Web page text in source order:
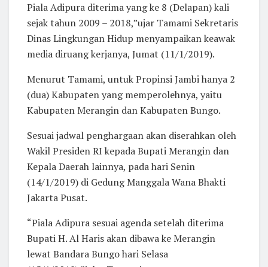
Piala Adipura diterima yang ke 8 (Delapan) kali
sejak tahun 2009 – 2018,”ujar Tamami Sekretaris
Dinas Lingkungan Hidup menyampaikan keawak
media diruang kerjanya, Jumat (11/1/2019).
Menurut Tamami, untuk Propinsi Jambi hanya 2
(dua) Kabupaten yang memperolehnya, yaitu
Kabupaten Merangin dan Kabupaten Bungo.
Sesuai jadwal penghargaan akan diserahkan oleh
Wakil Presiden RI kepada Bupati Merangin dan
Kepala Daerah lainnya, pada hari Senin
(14/1/2019) di Gedung Manggala Wana Bhakti
Jakarta Pusat.
“Piala Adipura sesuai agenda setelah diterima
Bupati H. Al Haris akan dibawa ke Merangin
lewat Bandara Bungo hari Selasa